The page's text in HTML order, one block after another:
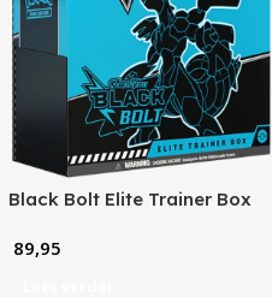
Black Bolt Elite Trainer Box
89,95